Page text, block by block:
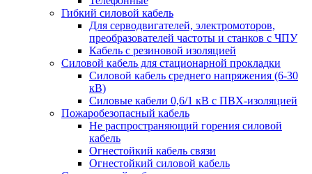
Гибкий силовой кабель
Для серводвигателей, электромоторов,
преобразователей частоты и станков с ЧПУ
Кабель с резиновой изоляцией
Силовой кабель для стационарной прокладки
Силовой кабель среднего напряжения (6-30
кВ)
Силовые кабели 0,6/1 кВ с ПВХ-изоляцией
Пожаробезопасный кабель
Не распространяющий горения силовой
кабель
Огнестойкий кабель связи
Огнестойкий силовой кабель